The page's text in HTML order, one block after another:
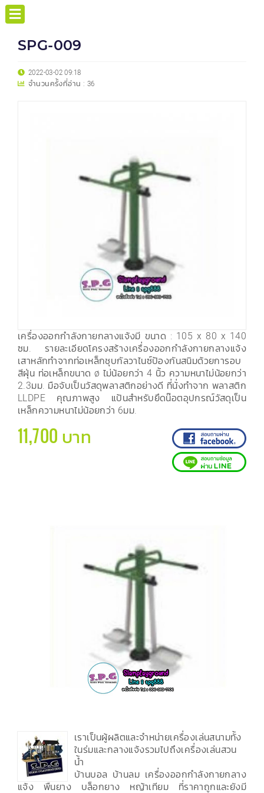
SPG-009
2022-03-02 09:18
จำนวนครั้งที่อ่าน : 36
เครื่องออกกำลังกายกลางแจ้งมี ขนาด : 105 x 80 x 140
ซม. รายละเอียดโครงสร้างเครื่องออกกำลังกายกลางแจ้ง
เสาหลักทำจากท่อเหล็กชุบกัลวาไนซ์ป้องกันสนิมด้วยการอบ
สีฝุ่น ท่อเหล็กขนาด ø ไม่น้อยกว่า 4 นิ้ว ความหนาไม่น้อยกว่า
2.3มม. มือจับเป็นวัสดุพลาสติกอย่างดี ที่นั่งทำจาก พลาสติก
LLDPE คุณภาพสูง แป้นสำหรับยึดน๊อตอุปกรณ์วัสดุเป็น
เหล็กความหนาไม่น้อยกว่า 6มม.
11,700 บาท
เราเป็นผู้ผลิตและจำหน่ายเครื่องเล่นสนามทั้ง
ในร่มและกลางแจ้งรวมไปถึงเครื่องเล่นสวน
น้ำ
บ้านบอล บ้านลม เครื่องออกกำลังกายกลาง
แจ้ง พื้นยาง บล็อกยาง หญ้าเทียม ที่ราคาถูกและยังมี